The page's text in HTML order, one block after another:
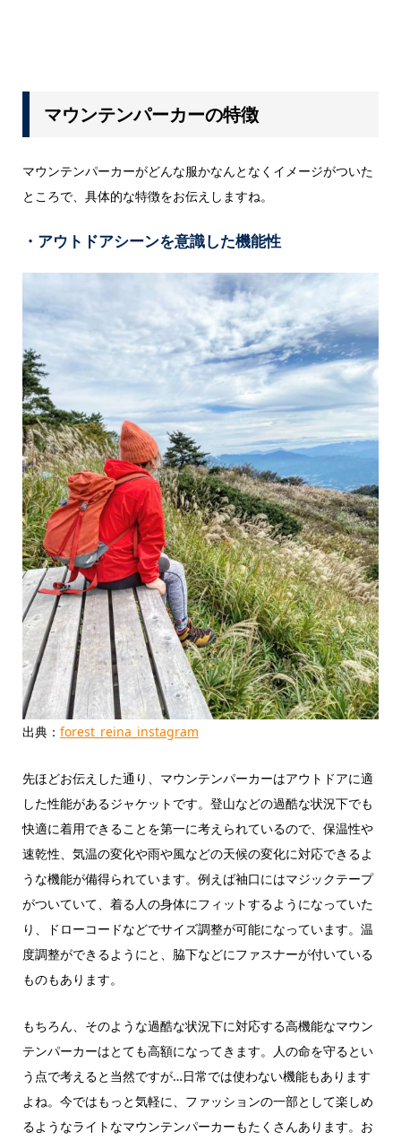
マウンテンパーカーの特徴
マウンテンパーカーがどんな服かなんとなくイメージがついた
ところで、具体的な特徴をお伝えしますね。
・アウトドアシーンを意識した機能性
出典： forest_reina_instagram
先ほどお伝えした通り、マウンテンパーカーはアウトドアに適
した性能があるジャケットです。登山などの過酷な状況下でも
快適に着用できることを第一に考えられているので、保温性や
速乾性、気温の変化や雨や風などの天候の変化に対応できるよ
うな機能が備得られています。例えば袖口にはマジックテープ
がついていて、着る人の身体にフィットするようになっていた
り、ドローコードなどでサイズ調整が可能になっています。温
度調整ができるようにと、脇下などにファスナーが付いている
ものもあります。
もちろん、そのような過酷な状況下に対応する高機能なマウン
テンパーカーはとても高額になってきます。人の命を守るとい
う点で考えると当然ですが…日常では使わない機能もあります
よね。今ではもっと気軽に、ファッションの一部として楽しめ
るようなライトなマウンテンパーカーもたくさんあります。お